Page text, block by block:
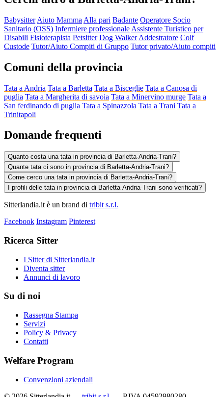
Babysitter Aiuto Mamma Alla pari Badante Operatore Socio
Sanitario (OSS) Infermiere professionale Assistente Turistico per
Disabili Fisioterapista Petsitter Dog Walker Addestratore Colf
Custode Tutor/Aiuto Compiti di Gruppo Tutor privato/Aiuto compiti
Comuni della provincia
Tata a Andria Tata a Barletta Tata a Bisceglie Tata a Canosa di
puglia Tata a Margherita di savoia Tata a Minervino murge Tata a
San ferdinando di puglia Tata a Spinazzola Tata a Trani Tata a
Trinitapoli
Domande frequenti
Quanto costa una tata in provincia di Barletta-Andria-Trani?
Quante tata ci sono in provincia di Barletta-Andria-Trani?
Come cerco una tata in provincia di Barletta-Andria-Trani?
I profili delle tata in provincia di Barletta-Andria-Trani sono verificati?
Sitterlandia.it è un brand di tribit s.r.l.
Facebook Instagram Pinterest
Ricerca Sitter
I Sitter di Sitterlandia.it
Diventa sitter
Annunci di lavoro
Su di noi
Rassegna Stampa
Servizi
Policy & Privacy
Contatti
Welfare Program
Convenzioni aziendali